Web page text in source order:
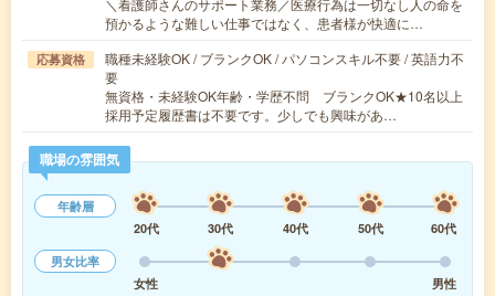
＼看護師さんのサポート業務／医療行為は一切なし人の命を
預かるような難しい仕事ではなく、患者様が快適に…
応募資格
職種未経験OK / ブランクOK / パソコンスキル不要 / 英語力不
要
無資格・未経験OK年齢・学歴不問 ブランクOK★10名以上
採用予定履歴書は不要です。少しでも興味があ…
職場の雰囲気
年齢層
20代
30代 40代 50代
60代
男女比率
女性
男性